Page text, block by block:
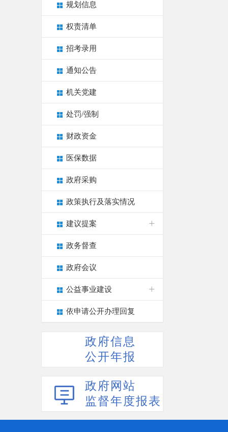
规划信息
权责清单
招考录用
通知公告
机关党建
处罚/强制
财政资金
医保数据
政府采购
政策执行及落实情况
建议提案
政务督查
政府会议
公益事业建设
依申请公开办理回复
政府信息
公开年报
政府网站
监督年度报表